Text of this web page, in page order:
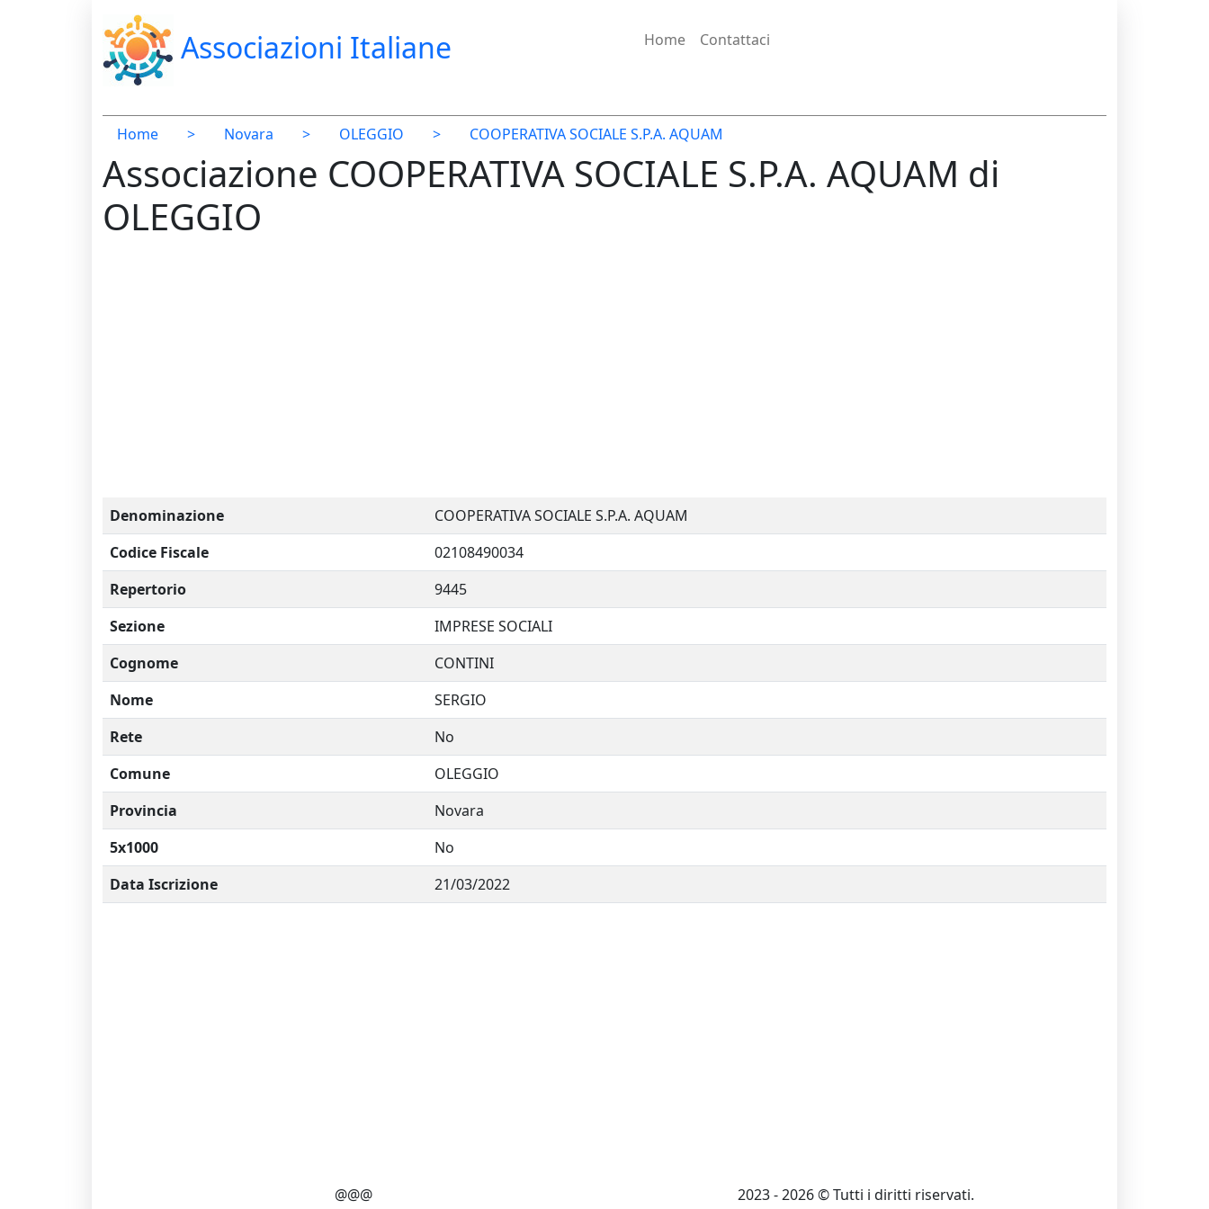
Associazioni Italiane Home Contattaci
Home > Novara > OLEGGIO > COOPERATIVA SOCIALE S.P.A. AQUAM
Associazione COOPERATIVA SOCIALE S.P.A. AQUAM di
OLEGGIO
Denominazione
COOPERATIVA SOCIALE S.P.A. AQUAM
Codice Fiscale
02108490034
Repertorio
9445
Sezione
IMPRESE SOCIALI
Cognome
CONTINI
Nome
SERGIO
Rete
No
Comune
OLEGGIO
Provincia
Novara
5x1000
No
Data Iscrizione
21/03/2022
@@@ 2023 - 2026 © Tutti i diritti riservati.